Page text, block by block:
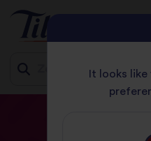
It looks